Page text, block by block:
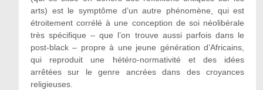
arts) est le symptôme d’un autre phénomène, qui est
étroitement corrélé à une conception de soi néolibérale
très spécifique – que l’on trouve aussi parfois dans le
post‑black – propre à une jeune génération d’Africains,
qui reproduit une hétéro‑normativité et des idées
arrêtées sur le genre ancrées dans des croyances
religieuses.